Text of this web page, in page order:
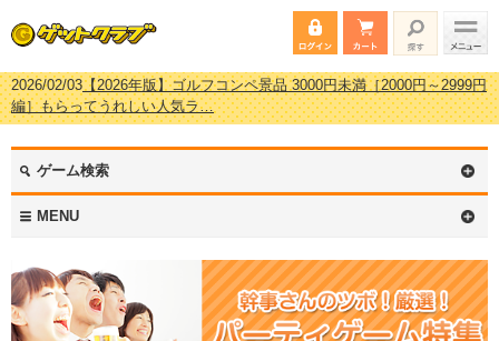
2026/02/03【2026年版】ゴルフコンペ景品 3000円未満［2000円～2999円
編］もらってうれしい人気ラ…
2026/07/15【2026年版】ビンゴゲーム景品おすすめ金額別人気ランキン
グ 更新しました！
2026/04/03【2026年版】ゴルフコンペ景品 3000円未満［2000円～2999円
編］もらってうれしい人気ラ…
2026/02/16
【2026年版】結婚式の二次会で貰って嬉しい景品とは？ 更新
ゲーム検索
MENU